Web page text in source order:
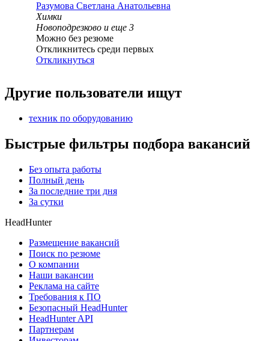
Разумова Светлана Анатольевна
Химки
Новоподрезково и еще 3
Можно без резюме
Откликнитесь среди первых
Откликнуться
Другие пользователи ищут
техник по оборудованию
Быстрые фильтры подбора вакансий
Без опыта работы
Полный день
За последние три дня
За сутки
HeadHunter
Размещение вакансий
Поиск по резюме
О компании
Наши вакансии
Реклама на сайте
Требования к ПО
Безопасный HeadHunter
HeadHunter API
Партнерам